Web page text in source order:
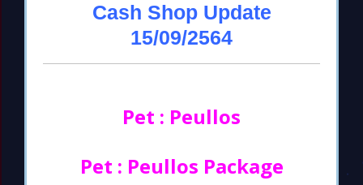
Cash Shop Update
15/09/2564
Pet : Peullos
Pet : Peullos Package